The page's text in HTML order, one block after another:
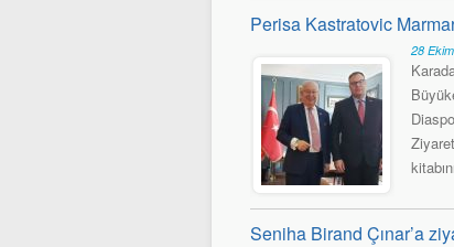
Perisa Kastratovic
28
Seniha Birand Çınar’a